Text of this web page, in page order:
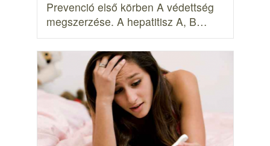
Prevenció első körben A védettség
megszerzése. A hepatitisz A, B…